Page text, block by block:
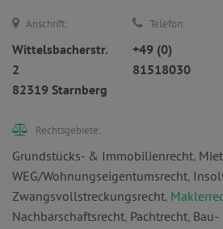
Anschrift:
Wittelsbacherstr.
2
82319 Starnberg
Telefon:
+49 (0)
81518030
Rechtsgebiete:
Grundstücks- & Immobilienrecht,
WEG/Wohnungseigentumsrecht,
Zwangsvollstreckungsrecht,
Nachbarschaftsrecht, Pachtrecht,